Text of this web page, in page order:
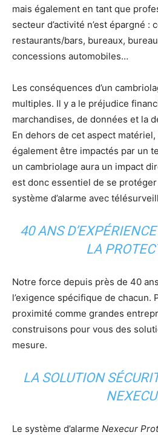
mais également en tant que
secteur d’activité n’est épargné :
restaurants/bars, bureaux,
concessions automobiles…
Les conséquences d’un
multiples. Il y a le préjudice
marchandises, de données et la
En dehors de cet aspect
également être impactés par un
un cambriolage aura un impact
est donc essentiel de se
système d’alarme avec
40 ANS
LA
Notre force depuis près de 40
l’exigence spécifique de chacun.
proximité comme grandes
construisons pour vous des
mesure.
LA SOLUTION
Le système d’alarme Nexecur